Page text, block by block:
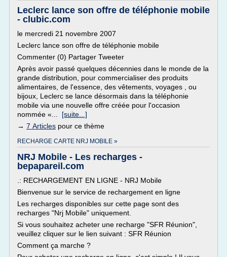
Leclerc lance son offre de téléphonie mobile
- clubic.com
le mercredi 21 novembre 2007
Leclerc lance son offre de téléphonie mobile
Commenter (0) Partager Tweeter
Après avoir passé quelques décennies dans le monde de la
grande distribution, pour commercialiser des produits
alimentaires, de l'essence, des vêtements, voyages , ou
bijoux, Leclerc se lance désormais dans la téléphonie
mobile via une nouvelle offre créée pour l'occasion
nommée «... [suite...]
→ 7 Articles pour ce thème
RECHARGE CARTE NRJ MOBILE »
NRJ Mobile - Les recharges -
bepapareil.com
.: RECHARGEMENT EN LIGNE - NRJ Mobile
Bienvenue sur le service de rechargement en ligne
Les recharges disponibles sur cette page sont des
recharges "Nrj Mobile" uniquement.
Si vous souhaitez acheter une recharge "SFR Réunion",
veuillez cliquer sur le lien suivant : SFR Réunion
Comment ça marche ?